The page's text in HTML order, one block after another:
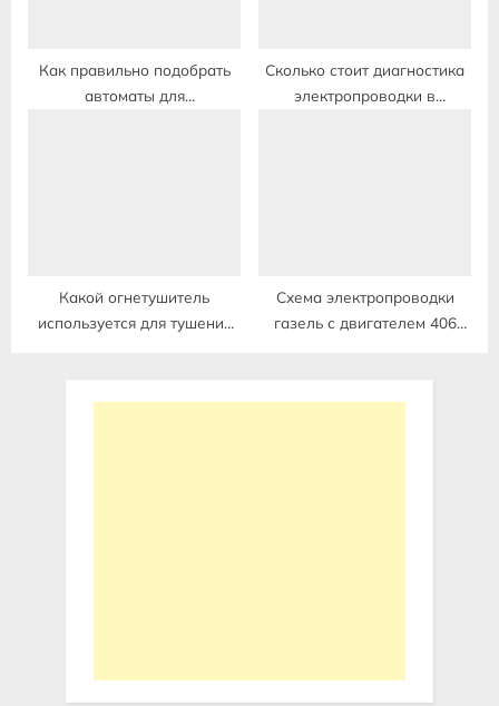
Как правильно подобрать
автоматы для
Сколько стоит диагностика
электропроводки в
Какой огнетушитель
используется для тушения
Схема электропроводки
газель с двигателем 406